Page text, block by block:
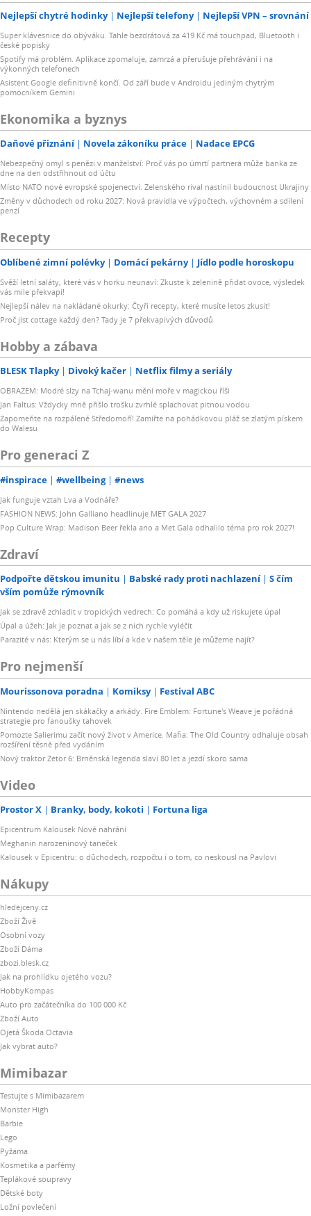
Nejlepší chytré hodinky Nejlepší telefony Nejlepší VPN – srovnání
Super klávesnice do obýváku. Tahle bezdrátová za 419 Kč má touchpad, Bluetooth i
české popisky
Spotify má problém. Aplikace zpomaluje, zamrzá a přerušuje přehrávání i na
výkonných telefonech
Asistent Google definitivně končí. Od září bude v Androidu jediným chytrým
pomocníkem Gemini
Ekonomika a byznys
Daňové přiznání Novela zákoníku práce Nadace EPCG
Nebezpečný omyl s penězi v manželství: Proč vás po úmrtí partnera může banka ze
dne na den odstřihnout od účtu
Místo NATO nové evropské spojenectví. Zelenského rival nastínil budoucnost Ukrajiny
Změny v důchodech od roku 2027: Nová pravidla ve výpočtech, výchovném a sdílení
penzí
Recepty
Oblíbené zimní polévky Domácí pekárny Jídlo podle horoskopu
Svěží letní saláty, které vás v horku neunaví: Zkuste k zelenině přidat ovoce, výsledek
vás mile překvapí!
Nejlepší nálev na nakládané okurky: Čtyři recepty, které musíte letos zkusit!
Proč jíst cottage každý den? Tady je 7 překvapivých důvodů
Hobby a zábava
BLESK Tlapky Divoký kačer Netflix filmy a seriály
OBRAZEM: Modré slzy na Tchaj-wanu mění moře v magickou říši
Jan Faltus: Vždycky mně přišlo trošku zvrhlé splachovat pitnou vodou
Zapomeňte na rozpálené Středomoří! Zamiřte na pohádkovou pláž se zlatým pískem
do Walesu
Pro generaci Z
#inspirace #wellbeing #news
Jak funguje vztah Lva a Vodnáře?
FASHION NEWS: John Galliano headlinuje MET GALA 2027
Pop Culture Wrap: Madison Beer řekla ano a Met Gala odhalilo téma pro rok 2027!
Zdraví
Podpořte dětskou imunitu Babské rady proti nachlazení
S čím
vším pomůže rýmovník
Jak se zdravě zchladit v tropických vedrech: Co pomáhá a kdy už riskujete úpal
Úpal a úžeh: Jak je poznat a jak se z nich rychle vyléčit
Parazité v nás: Kterým se u nás líbí a kde v našem těle je můžeme najít?
Pro nejmenší
Mourissonova poradna Komiksy Festival ABC
Nintendo nedělá jen skákačky a arkády. Fire Emblem: Fortune's Weave je pořádná
strategie pro fanoušky tahovek
Pomozte Salierimu začít nový život v Americe. Mafia: The Old Country odhaluje obsah
rozšíření těsně před vydáním
Nový traktor Zetor 6: Brněnská legenda slaví 80 let a jezdí skoro sama
Video
Prostor X Branky, body, kokoti Fortuna liga
Epicentrum Kalousek Nové nahrání
Meghanin narozeninový taneček
Kalousek v Epicentru: o důchodech, rozpočtu i o tom, co neskousl na Pavlovi
Nákupy
hledejceny.cz
Zboží Živě
Osobní vozy
Zboží Dáma
zbozi.blesk.cz
Jak na prohlídku ojetého vozu?
HobbyKompas
Auto pro začátečníka do 100 000 Kč
Zboží Auto
Ojetá Škoda Octavia
Jak vybrat auto?
Mimibazar
Testujte s Mimibazarem
Monster High
Barbie
Lego
Pyžama
Kosmetika a parfémy
Teplákové soupravy
Dětské boty
Ložní povlečení